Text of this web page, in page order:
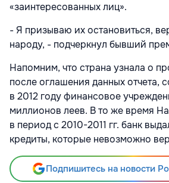
«заинтересованных лиц».
- Я призываю их остановиться,
народу, - подчеркнул бывший
Напомним, что страна узнала о
после оглашения данных отчета,
в 2012 году финансовое
миллионов леев. В то же время
в период с 2010-2011 гг. банк
кредиты, которые невозможно
Подпишитесь на новости